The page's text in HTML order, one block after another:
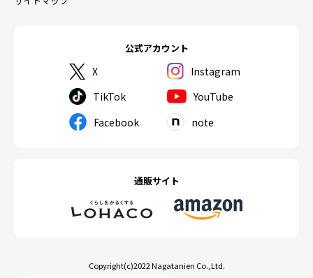
公式アカウント
X
Instagram
TikTok
YouTube
Facebook
note
通販サイト
Copyright(c)2022 Nagatanien Co.,Ltd.